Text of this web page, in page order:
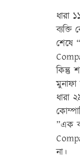
ধারা
ব্যক্তি
শেষে
কিন্তু
মুনাফা
ধারা
”এক
না।